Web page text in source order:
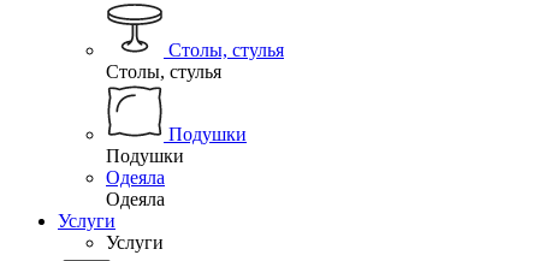
Столы, стулья
Столы, стулья
Подушки
Подушки
Одеяла
Одеяла
Услуги
Услуги